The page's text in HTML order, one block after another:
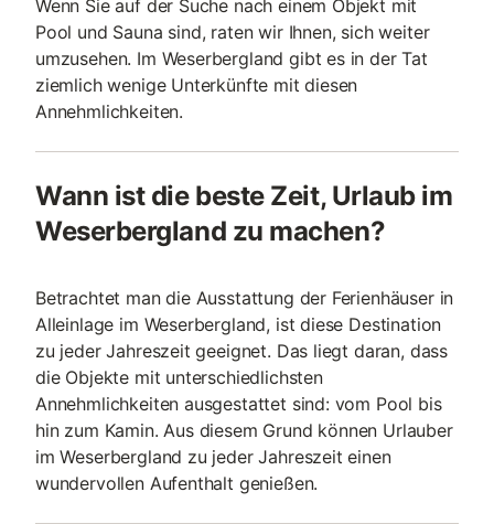
Wenn Sie auf der Suche nach einem Objekt mit
Pool und Sauna sind, raten wir Ihnen, sich weiter
umzusehen. Im Weserbergland gibt es in der Tat
ziemlich wenige Unterkünfte mit diesen
Annehmlichkeiten.
Wann ist die beste Zeit, Urlaub im
Weserbergland zu machen?
Betrachtet man die Ausstattung der Ferienhäuser in
Alleinlage im Weserbergland, ist diese Destination
zu jeder Jahreszeit geeignet. Das liegt daran, dass
die Objekte mit unterschiedlichsten
Annehmlichkeiten ausgestattet sind: vom Pool bis
hin zum Kamin. Aus diesem Grund können Urlauber
im Weserbergland zu jeder Jahreszeit einen
wundervollen Aufenthalt genießen.